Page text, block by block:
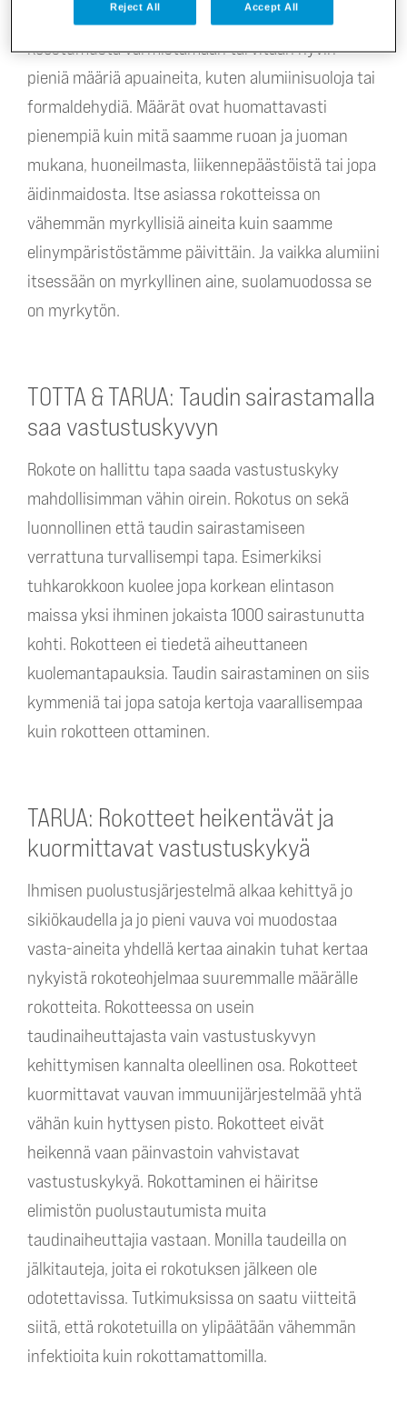
Rokotteiden tehoa, säilyvyyttä ja oikeanlaista
koostumusta varmistamaan tarvitaan hyvin
pieniä määriä apuaineita, kuten alumiinisuoloja tai
formaldehydiä. Määrät ovat huomattavasti
pienempiä kuin mitä saamme ruoan ja juoman
mukana, huoneilmasta, liikennepäästöistä tai jopa
äidinmaidosta. Itse asiassa rokotteissa on
vähemmän myrkyllisiä aineita kuin saamme
elinympäristöstämme päivittäin. Ja vaikka alumiini
itsessään on myrkyllinen aine, suolamuodossa se
on myrkytön.
TOTTA & TARUA: Taudin sairastamalla
saa vastustuskyvyn
Rokote on hallittu tapa saada vastustuskyky
mahdollisimman vähin oirein. Rokotus on sekä
luonnollinen että taudin sairastamiseen
verrattuna turvallisempi tapa. Esimerkiksi
tuhkarokkoon kuolee jopa korkean elintason
maissa yksi ihminen jokaista 1000 sairastunutta
kohti. Rokotteen ei tiedetä aiheuttaneen
kuolemantapauksia. Taudin sairastaminen on siis
kymmeniä tai jopa satoja kertoja vaarallisempaa
kuin rokotteen ottaminen.
TARUA: Rokotteet heikentävät ja
kuormittavat vastustuskykyä
Ihmisen puolustusjärjestelmä alkaa kehittyä jo
sikiökaudella ja jo pieni vauva voi muodostaa
vasta-aineita yhdellä kertaa ainakin tuhat kertaa
nykyistä rokoteohjelmaa suuremmalle määrälle
rokotteita. Rokotteessa on usein
taudinaiheuttajasta vain vastustuskyvyn
kehittymisen kannalta oleellinen osa. Rokotteet
kuormittavat vauvan immuunijärjestelmää yhtä
vähän kuin hyttysen pisto. Rokotteet eivät
heikennä vaan päinvastoin vahvistavat
vastustuskykyä. Rokottaminen ei häiritse
elimistön puolustautumista muita
taudinaiheuttajia vastaan. Monilla taudeilla on
jälkitauteja, joita ei rokotuksen jälkeen ole
odotettavissa. Tutkimuksissa on saatu viitteitä
siitä, että rokotetuilla on ylipäätään vähemmän
infektioita kuin rokottamattomilla.
Reject All Accept All